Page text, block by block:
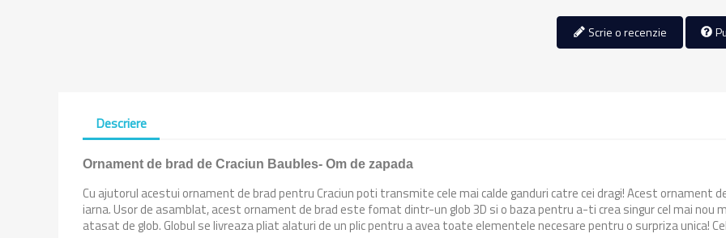
Scrie o recenzie
Descriere
Ornament de brad de Craciun Baubles- Om de zapada
Cu ajutorul acestui ornament de brad pentru Craciun poti transmite cele mai calde ganduri catre cei dragi! Acest
iarna. Usor de asamblat, acest ornament de brad este fomat dintr-un glob 3D si o baza pentru a-ti crea singur cel mai nou
atasat de glob. Globul se livreaza pliat alaturi de un plic pentru a avea toate elementele necesare pentru o surpriza unica!